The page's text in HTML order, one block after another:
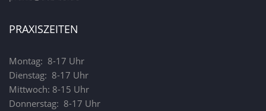
PRAXISZEITEN
Montag: 8-17 Uhr
Dienstag: 8-17 Uhr
Mittwoch: 8-15 Uhr
Donnerstag: 8-17 Uhr